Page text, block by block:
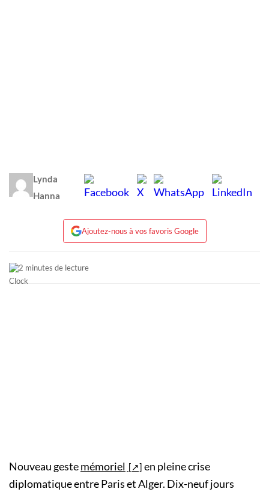
Lynda
Hanna
Ajoutez-nous à vos favoris Google
2 minutes de lecture
Nouveau gestemémoriel
en pleine crise
diplomatique entre Paris et Alger. Dix-neuf jours